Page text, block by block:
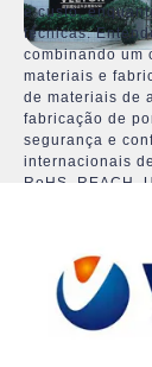
e custo,
técnicas.
combinando um
materiais e
de materiais de
fabricação de
segurança e
internacionais
RoHS, REACH,
comprometer a
flexível desde
massa com
fornece